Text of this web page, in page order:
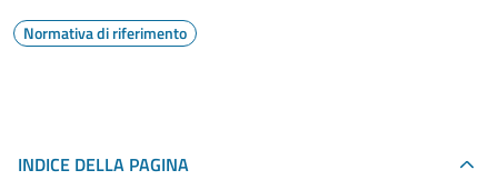
Normativa di riferimento
INDICE DELLA PAGINA